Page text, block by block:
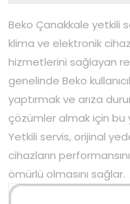
Beko Çanakkale yetkili
klima ve elektronik
hizmetlerini sağlayan
genelinde Beko
yaptırmak ve arıza
çözümler almak için bu
Yetkili servis, orijinal
cihazların
ömürlü olmasını sağlar.